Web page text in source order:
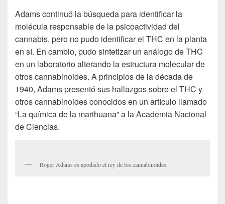
Adams continuó la búsqueda para identificar la
molécula responsable de la psicoactividad del
cannabis, pero no pudo identificar el THC en la planta
en sí. En cambio, pudo sintetizar un análogo de THC
en un laboratorio alterando la estructura molecular de
otros cannabinoides. A principios de la década de
1940, Adams presentó sus hallazgos sobre el THC y
otros cannabinoides conocidos en un artículo llamado
“La química de la marihuana” a la Academia Nacional
de Ciencias.
Roger Adams es apodado el rey de los cannabinoides.